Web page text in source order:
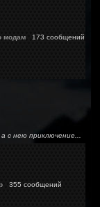
модам 173 сообщений
с нею приключение...
355 сообщений